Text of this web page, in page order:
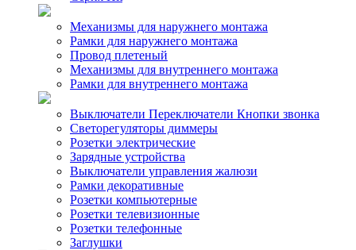
Механизмы для наружнего монтажа
Рамки для наружнего монтажа
Провод плетеный
Механизмы для внутреннего монтажа
Рамки для внутреннего монтажа
Выключатели Переключатели Кнопки звонка
Светорегуляторы диммеры
Розетки электрические
Зарядные устройства
Выключатели управления жалюзи
Рамки декоративные
Розетки компьютерные
Розетки телевизионные
Розетки телефонные
Заглушки